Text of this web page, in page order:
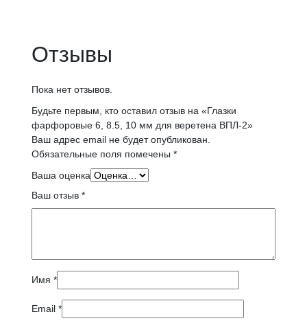
Отзывы
Пока нет отзывов.
Будьте первым, кто оставил отзыв на «Глазки
фарфоровые 6, 8.5, 10 мм для веретена ВПЛ-2»
Ваш адрес email не будет опубликован.
Обязательные поля помечены *
Ваша оценка
Ваш отзыв *
Имя *
Email *